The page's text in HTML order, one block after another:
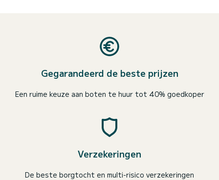
Gegarandeerd de beste prijzen
Een ruime keuze aan boten te huur tot 40% goedkoper
Verzekeringen
De beste borgtocht en multi-risico verzekeringen